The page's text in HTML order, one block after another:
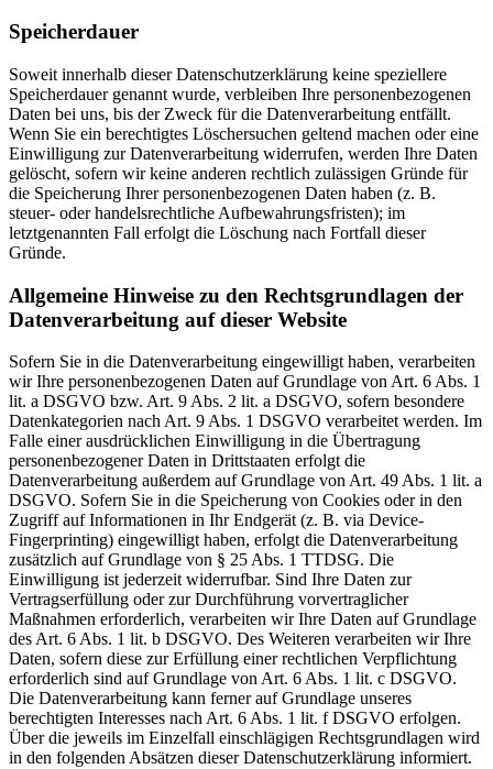
Speicherdauer
Soweit innerhalb dieser Datenschutzerklärung keine speziellere
Speicherdauer genannt wurde, verbleiben Ihre personenbezogenen
Daten bei uns, bis der Zweck für die Datenverarbeitung entfällt.
Wenn Sie ein berechtigtes Löschersuchen geltend machen oder eine
Einwilligung zur Datenverarbeitung widerrufen, werden Ihre Daten
gelöscht, sofern wir keine anderen rechtlich zulässigen Gründe für
die Speicherung Ihrer personenbezogenen Daten haben (z. B.
steuer- oder handelsrechtliche Aufbewahrungsfristen); im
letztgenannten Fall erfolgt die Löschung nach Fortfall dieser
Gründe.
Allgemeine Hinweise zu den Rechtsgrundlagen der
Datenverarbeitung auf dieser Website
Sofern Sie in die Datenverarbeitung eingewilligt haben, verarbeiten
wir Ihre personenbezogenen Daten auf Grundlage von Art. 6 Abs. 1
lit. a DSGVO bzw. Art. 9 Abs. 2 lit. a DSGVO, sofern besondere
Datenkategorien nach Art. 9 Abs. 1 DSGVO verarbeitet werden. Im
Falle einer ausdrücklichen Einwilligung in die Übertragung
personenbezogener Daten in Drittstaaten erfolgt die
Datenverarbeitung außerdem auf Grundlage von Art. 49 Abs. 1 lit. a
DSGVO. Sofern Sie in die Speicherung von Cookies oder in den
Zugriff auf Informationen in Ihr Endgerät (z. B. via Device-
Fingerprinting) eingewilligt haben, erfolgt die Datenverarbeitung
zusätzlich auf Grundlage von § 25 Abs. 1 TTDSG. Die
Einwilligung ist jederzeit widerrufbar. Sind Ihre Daten zur
Vertragserfüllung oder zur Durchführung vorvertraglicher
Maßnahmen erforderlich, verarbeiten wir Ihre Daten auf Grundlage
des Art. 6 Abs. 1 lit. b DSGVO. Des Weiteren verarbeiten wir Ihre
Daten, sofern diese zur Erfüllung einer rechtlichen Verpflichtung
erforderlich sind auf Grundlage von Art. 6 Abs. 1 lit. c DSGVO.
Die Datenverarbeitung kann ferner auf Grundlage unseres
berechtigten Interesses nach Art. 6 Abs. 1 lit. f DSGVO erfolgen.
Über die jeweils im Einzelfall einschlägigen Rechtsgrundlagen wird
in den folgenden Absätzen dieser Datenschutzerklärung informiert.